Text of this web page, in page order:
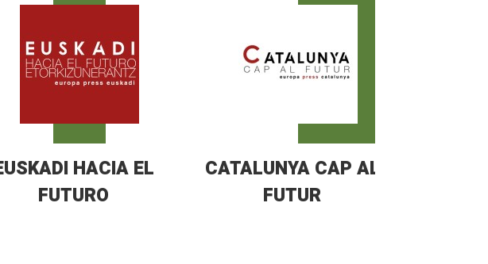
HACIA EL
FUTURO
CATALUNYA CAP AL
FUTUR